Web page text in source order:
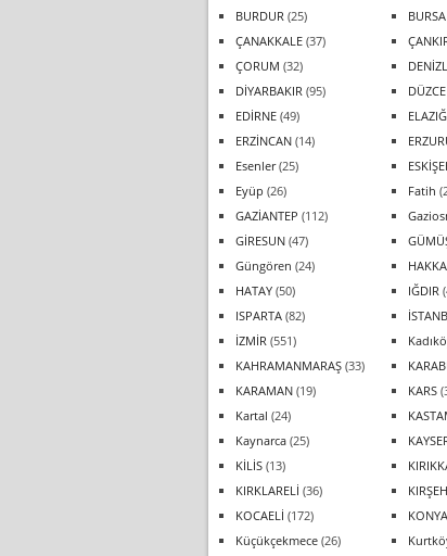
BURDUR (25) BURSA
ÇANAKKALE (37)
ÇORUM (32)
DİYARBAKIR (95) DÜZCE
EDİRNE (49) ELAZIĞ
ERZİNCAN (14)
Esenler(25)
Eyüp (26) Fatih
GAZİANTEP (112)
GİRESUN (47)
Güngören (24)
HATAY (50) IĞDIR
ISPARTA (82)
İZMİR (551)
KAHRAMANMARAŞ (33)
KARAMAN (19) KARS
Kartal (24)
Kaynarca (25)
KİLİS (13)
KIRKLARELİ (36)
KOCAELİ (172) KONYA
Küçükçekmece (26)